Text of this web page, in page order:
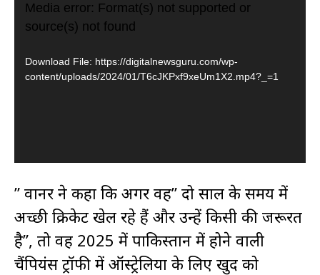
y
e
r
Media error: Format(s) not supported or
source(s) not found
Download File: https://digitalnewsguru.com/wp-
content/uploads/2024/01/T6cJKPxf9xeUm1X2.mp4?_=1
” वार्नर ने कहा कि अगर वह” दो साल के समय में
अच्छी क्रिकेट खेल रहे हैं और उन्हें किसी की जरूरत
है”, तो वह 2025 में पाकिस्तान में होने वाली
चैंपियंस ट्रॉफी में ऑस्ट्रेलिया के लिए खुद को